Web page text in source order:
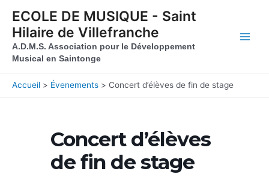
ECOLE DE MUSIQUE - Saint
Hilaire de Villefranche
A.D.M.S. Association pour le Développement
Musical en Saintonge
Accueil Évenements Concert d’élèves de fin de stage
Concert d’élèves
de fin de stage